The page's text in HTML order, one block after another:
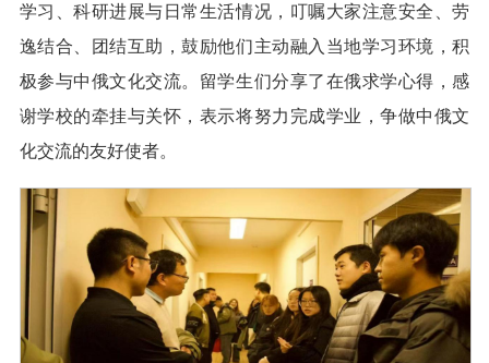
学习、科研进展与日常生活情况，叮嘱大家注意安全、劳
逸结合、团结互助，鼓励他们主动融入当地学习环境，积
极参与中俄文化交流。留学生们分享了在俄求学心得，感
谢学校的牵挂与关怀，表示将努力完成学业，争做中俄文
化交流的友好使者。